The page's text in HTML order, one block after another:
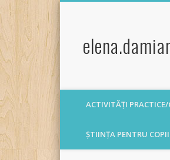
ACTIVITĂȚI PRACTICE/
ȘTIINȚA PENTRU COPII